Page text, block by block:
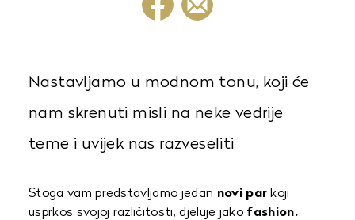
Nastavljamo u modnom tonu, koji će
nam skrenuti misli na neke vedrije
teme i uvijek nas razveseliti
Stoga vam predstavljamo jedan novi par koji
usprkos svojoj različitosti, djeluje jako fashion.